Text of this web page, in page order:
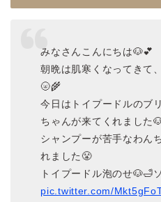
みなさんこんにちは🐶💕
朝晩は肌寒くなってきて
🌝🌾
今日はトイプードルのブ
ちゃんが来てくれました
シャンプーが苦手なわん
れました😤
トイプードル泡のせ🐶🛁
pic.twitter.com/